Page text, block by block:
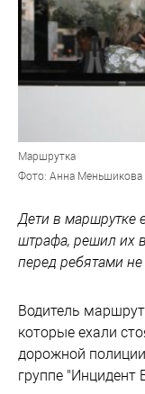
Маршрутка
Фото: Анна Меньшикова
Дети в маршрутке
штрафа, решил их
перед ребятами
Водитель
которые ехали
дорожной
группе "Инцидент